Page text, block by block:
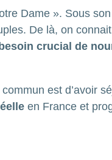
Dame ». Sous
De là, on
crucial de
est d’avoir
en France et